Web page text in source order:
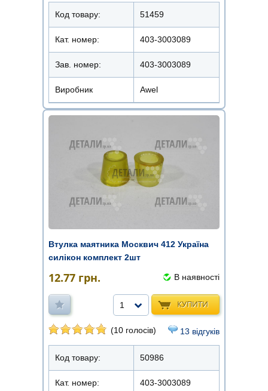
Код товару: 51459
Кат. номер: 403-3003089
Зав. номер: 403-3003089
Виробник Awel
Втулка маятника Москвич 412 Україна
силікон комплект 2шт
12.77 грн. В наявності
КУПИТИ
1
(10 голосів) 13 відгуків
Код товару: 50986
Кат. номер: 403-3003089